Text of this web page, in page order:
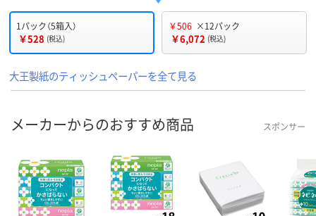
1パック（5箱入）
￥528 (税込)
￥506 ×12パック
￥6,072 (税込)
大王製紙のティッシュペーパーを全て見る
メーカーからのおすすめ商品 スポンサー